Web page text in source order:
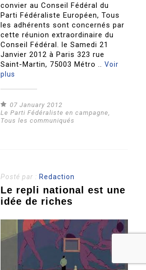
convier au Conseil Fédéral du
Parti Fédéraliste Européen, Tous
les adhérents sont concernés par
cette réunion extraordinaire du
Conseil Fédéral. le Samedi 21
Janvier 2012 à Paris 323 rue
Saint-Martin, 75003 Métro ..Voir
plus
07 January 2012
Le Parti Fédéraliste en campagne,
Tous les communiqués
Posté par : Redaction
Le repli national est une
idée de riches